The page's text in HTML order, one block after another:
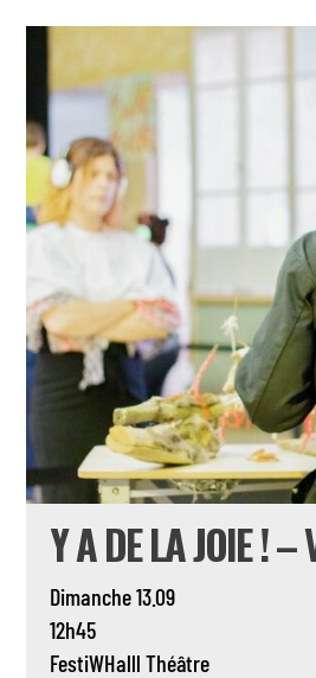
Y A DE LA JOIE ! –
Dimanche 13.09
12h45
FestiWHalll Théâtre